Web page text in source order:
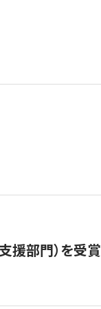
援部門）を受賞